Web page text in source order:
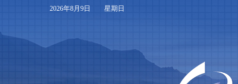
2026年8月9日 星期日